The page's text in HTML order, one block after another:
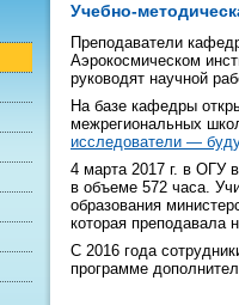
Учебно-
Преподаватели
Аэрокосмическом
руководят научной
На базе кафедры
межрегиональных
исследователи —
4 марта 2017 г. в ОГУ
в объеме 572 часа.
образования
которая преподавала
С 2016 года
программе